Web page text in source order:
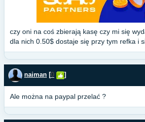
czy oni na coś zbierają kasę czy mi się
dla nich 0.50$ dostaje się przy tym refka i
naiman [0 ]
Ale można na paypal przelać ?